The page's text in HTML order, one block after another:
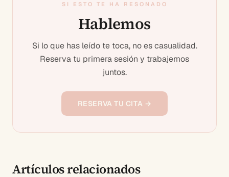
SI ESTO TE HA RESONADO
Hablemos
Si lo que has leído te toca, no es casualidad.
Reserva tu primera sesión y trabajemos
juntos.
RESERVA TU CITA →
Artículos relacionados